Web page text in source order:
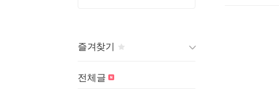
즐겨찾기
게시판 제목의
전체글